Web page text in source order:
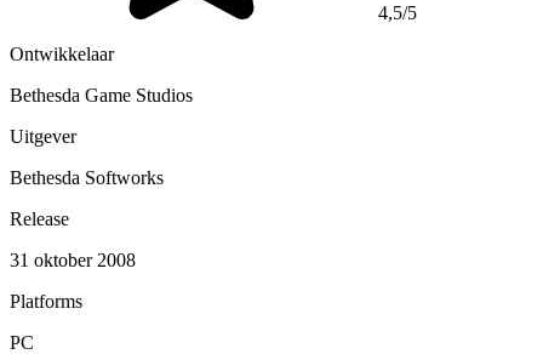
4,5/5
Ontwikkelaar
Bethesda Game Studios
Uitgever
Bethesda Softworks
Release
31 oktober 2008
Platforms
PC